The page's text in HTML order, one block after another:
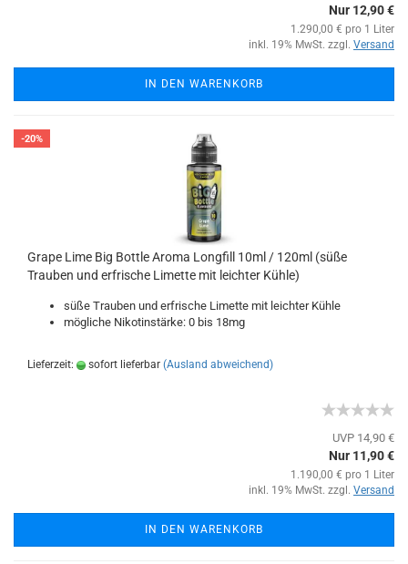
Nur 12,90 €
1.290,00 € pro 1 Liter
inkl. 19% MwSt. zzgl. Versand
IN DEN WARENKORB
-20%
Grape Lime Big Bottle Aroma Longfill 10ml / 120ml (süße
Trauben und erfrische Limette mit leichter Kühle)
süße Trauben und erfrische Limette mit leichter Kühle
mögliche Nikotinstärke: 0 bis 18mg
Lieferzeit: sofort lieferbar (Ausland abweichend)
UVP 14,90 €
Nur 11,90 €
1.190,00 € pro 1 Liter
inkl. 19% MwSt. zzgl. Versand
IN DEN WARENKORB